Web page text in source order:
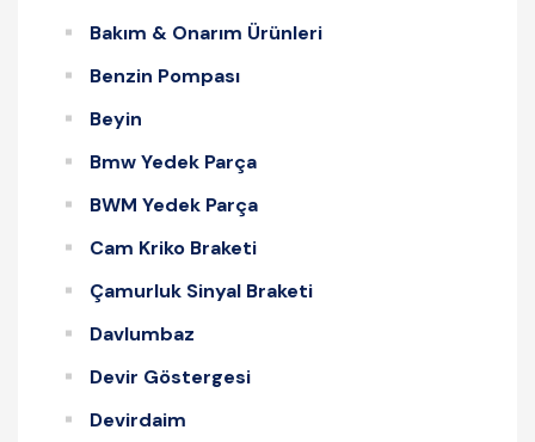
Bakım & Onarım Ürünleri
Benzin Pompası
Beyin
Bmw Yedek Parça
BWM Yedek Parça
Cam Kriko Braketi
Çamurluk Sinyal Braketi
Davlumbaz
Devir Göstergesi
Devirdaim